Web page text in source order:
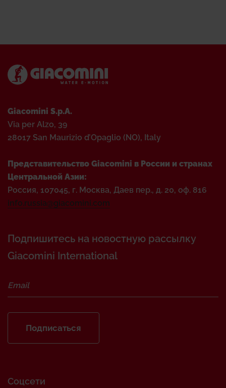
Giacomini S.p.A.
Via per Alzo, 39
28017 San Maurizio d’Opaglio (NO), Italy
Представительство Giacomini в России и странах
Центральной Азии:
Россия, 107045, г. Москва, Даев пер., д. 20, оф. 816
info.russia@giacomini.com
Подпишитесь на новостную рассылку
Giacomini International
Подписаться
Соцсети